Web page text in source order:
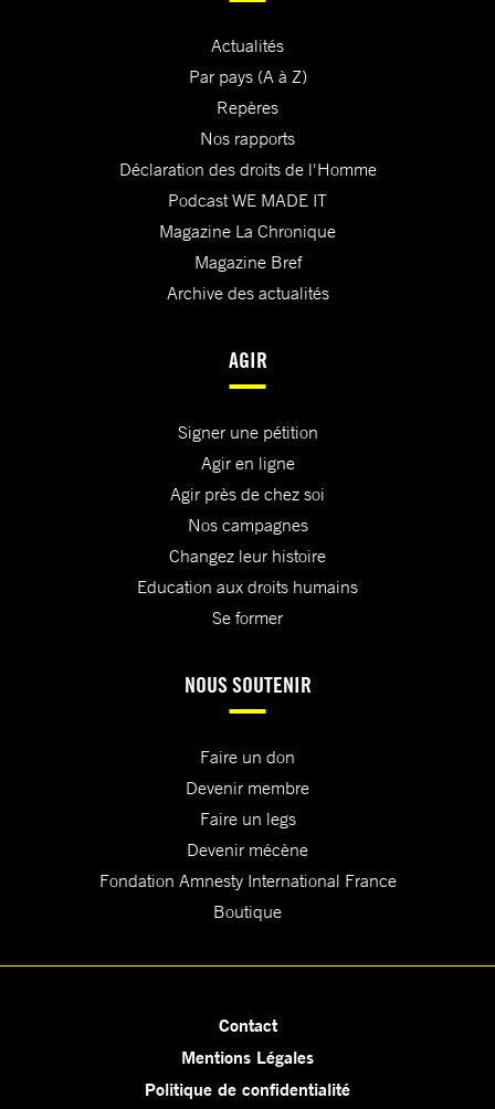
Actualités
Par pays (A à Z)
Repères
Nos rapports
Déclaration des droits de l'Homme
Podcast WE MADE IT
Magazine La Chronique
Magazine Bref
Archive des actualités
AGIR
Signer une pétition
Agir en ligne
Agir près de chez soi
Nos campagnes
Changez leur histoire
Education aux droits humains
Se former
NOUS SOUTENIR
Faire un don
Devenir membre
Faire un legs
Devenir mécène
Fondation Amnesty International France
Boutique
Contact
Mentions Légales
Politique de confidentialité